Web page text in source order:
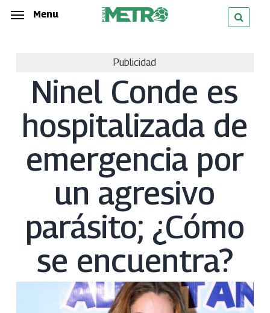
Skip
Menu
Publicidad
Ninel Conde es
hospitalizada de
emergencia por
un agresivo
parásito; ¿Cómo
se encuentra?
Menu